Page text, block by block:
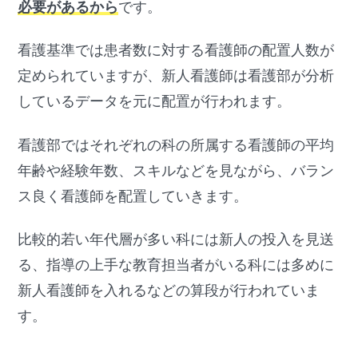
必要があるからです。
看護基準では患者数に対する看護師の配置人数が
定められていますが、新人看護師は看護部が分析
しているデータを元に配置が行われます。
看護部ではそれぞれの科の所属する看護師の平均
年齢や経験年数、スキルなどを見ながら、バラン
ス良く看護師を配置していきます。
比較的若い年代層が多い科には新人の投入を見送
る、指導の上手な教育担当者がいる科には多めに
新人看護師を入れるなどの算段が行われていま
す。